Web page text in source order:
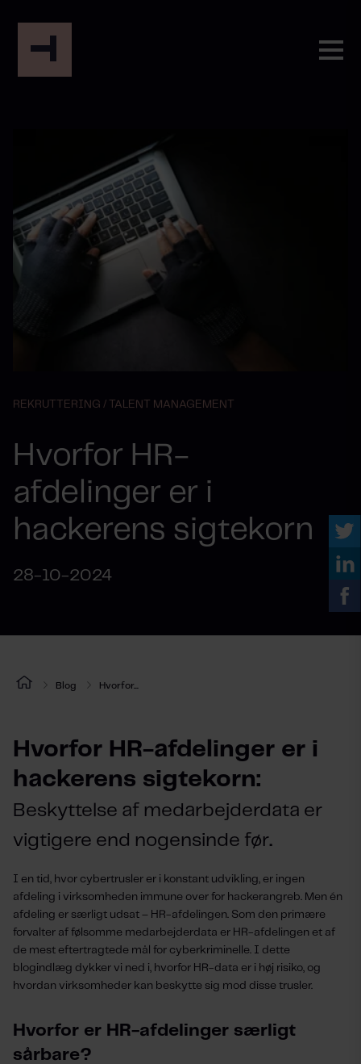
REKRUTTERING / TALENT MANAGEMENT
Hvorfor HR-
afdelinger er i
hackerens sigtekorn
28-10-2024
Blog Hvorfor...
Hvorfor HR-afdelinger er i
hackerens sigtekorn:
Beskyttelse af medarbejderdata er
vigtigere end nogensinde før.
I en tid, hvor cybertrusler er i konstant udvikling, er ingen
afdeling i virksomheden immune over for hackerangreb. Men én
afdeling er særligt udsat – HR-afdelingen. Som den primære
forvalter af følsomme medarbejderdata er HR-afdelingen et af
de mest eftertragtede mål for cyberkriminelle. I dette
blogindlæg dykker vi ned i, hvorfor HR-data er i høj risiko, og
hvordan virksomheder kan beskytte sig mod disse trusler.
Hvorfor er HR-afdelinger særligt
sårbare?